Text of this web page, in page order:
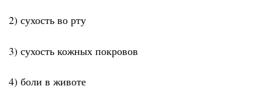
2) сухость во рту
3) сухость кожных покровов
4) боли в животе